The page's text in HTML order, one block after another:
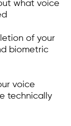
what voice
of your
biometric
voice
technically